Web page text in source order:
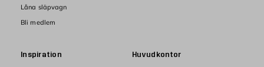
Huvudkontor
Låna släpvagn
Bli medlem
Inspiration